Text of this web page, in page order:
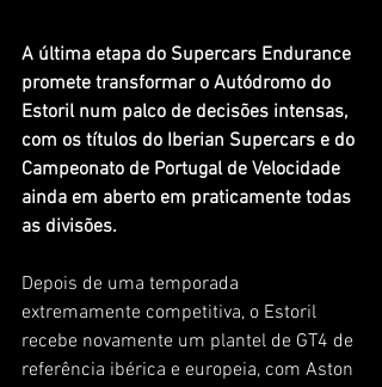
A última etapa do Supercars Endurance
promete transformar o Autódromo do
Estoril num palco de decisões intensas,
com os títulos do Iberian Supercars e do
Campeonato de Portugal de Velocidade
ainda em aberto em praticamente todas
as divisões.
Depois de uma temporada
extremamente competitiva, o Estoril
recebe novamente um plantel de GT4 de
referência ibérica e europeia, com Aston